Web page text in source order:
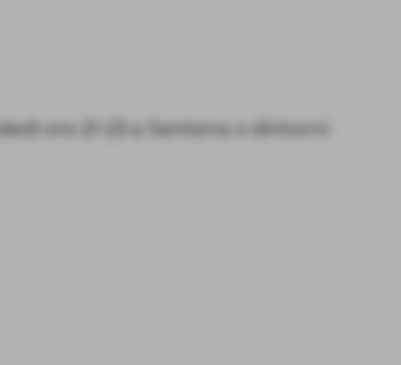
ore 21-23 a Santena o dintorni